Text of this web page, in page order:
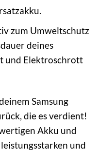
zum Umweltschutz
deines
und Elektroschrott
Samsung
die es verdient!
Akku und
und